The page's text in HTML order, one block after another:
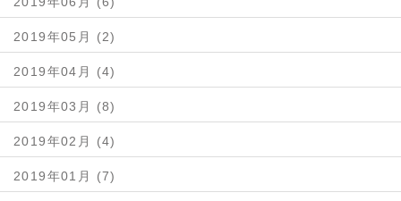
2019年05月 (2)
2019年04月 (4)
2019年03月 (8)
2019年02月 (4)
2019年01月 (7)